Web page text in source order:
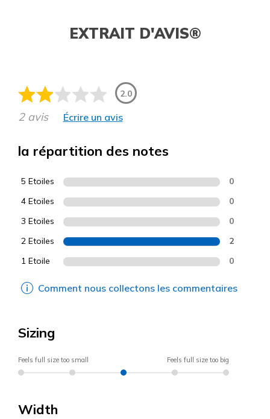
EXTRAIT D'AVIS®
2.0
2 avis Écrire un avis
la répartition des notes
5 Etoiles 0
4 Etoiles 0
3 Etoiles 0
2 Etoiles 2
1 Etoile 0
Comment nous collectons les commentaires
Sizing
Feels full size too small Feels full size too big
Width